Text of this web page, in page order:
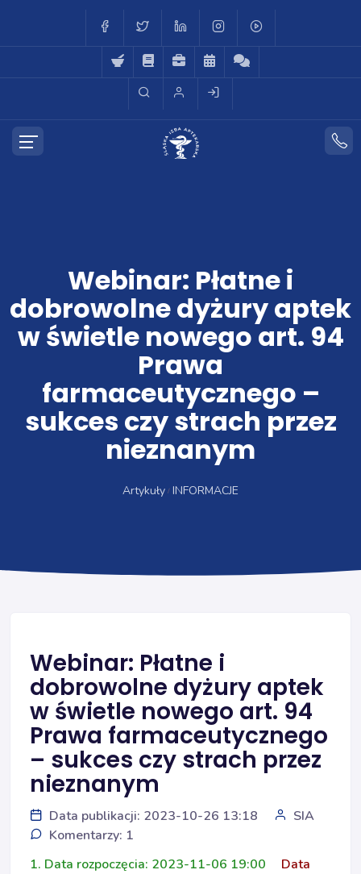
Webinar: Płatne i
dobrowolne dyżury aptek
w świetle nowego art. 94
Prawa
farmaceutycznego –
sukces czy strach przez
nieznanym
Artykuły INFORMACJE
Webinar: Płatne i
dobrowolne dyżury aptek
w świetle nowego art. 94
Prawa farmaceutycznego
– sukces czy strach przez
nieznanym
Data publikacji: 2023-10-26 13:18
SIA
Komentarzy: 1
1. Data rozpoczęcia: 2023-11-06 19:00
Data